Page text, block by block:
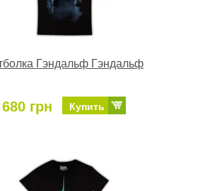
Гэндальф Гэндальф
680 грн Купить